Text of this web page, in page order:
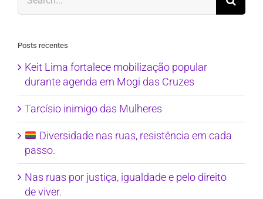
for:
Posts recentes
Keit Lima fortalece mobilização popular
durante agenda em Mogi das Cruzes
Tarcísio inimigo das Mulheres
Diversidade nas ruas, resistência em cada
passo.
Nas ruas por justiça, igualdade e pelo direito
de viver.